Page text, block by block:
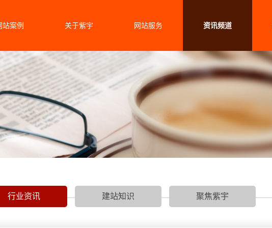
站案例 关于紫宇 网站服务 资讯频道
行业资讯 建站知识 聚焦紫宇